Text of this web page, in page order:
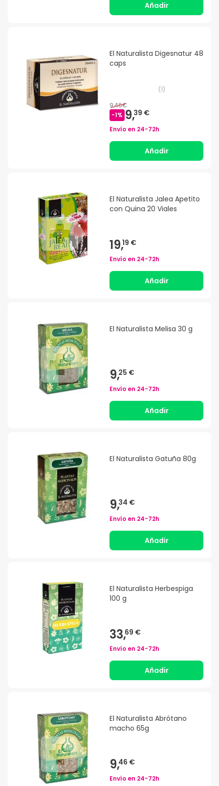
Añadir
El Naturalista Digesnatur 48
caps
(1)
9,46€
-1% 9,39 €
Envío en 24-72h
Añadir
El Naturalista Jalea Apetito
con Quina 20 Viales
19,19 €
Envío en 24-72h
Añadir
El Naturalista Melisa 30 g
9,25 €
Envío en 24-72h
Añadir
El Naturalista Gatuña 80g
9,34 €
Envío en 24-72h
Añadir
El Naturalista Herbespiga
100 g
33,69 €
Envío en 24-72h
Añadir
El Naturalista Abrótano
macho 65g
9,46 €
Envío en 24-72h